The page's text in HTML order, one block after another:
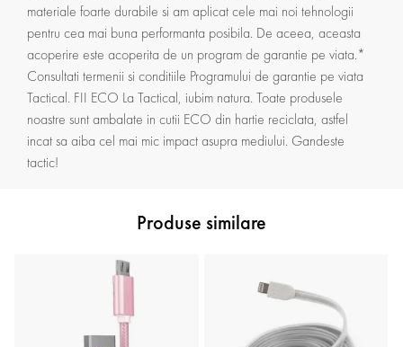
materiale foarte durabile si am aplicat cele mai noi tehnologii
pentru cea mai buna performanta posibila. De aceea, aceasta
acoperire este acoperita de un program de garantie pe viata.*
Consultati termenii si conditiile Programului de garantie pe viata
Tactical. FII ECO La Tactical, iubim natura. Toate produsele
noastre sunt ambalate in cutii ECO din hartie reciclata, astfel
incat sa aiba cel mai mic impact asupra mediului. Gandeste
tactic!
Produse similare